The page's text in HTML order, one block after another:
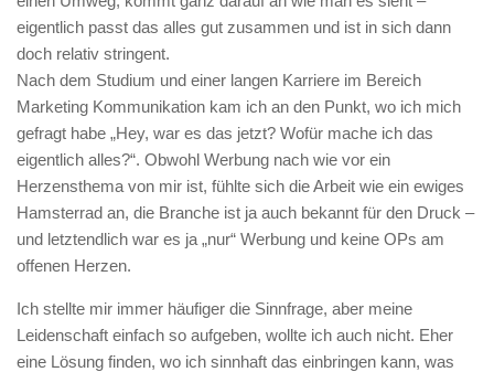
eigentlich passt das alles gut zusammen und ist in sich dann
doch relativ stringent.
Nach dem Studium und einer langen Karriere im Bereich
Marketing Kommunikation kam ich an den Punkt, wo ich mich
gefragt habe „Hey, war es das jetzt? Wofür mache ich das
eigentlich alles?“. Obwohl Werbung nach wie vor ein
Herzensthema von mir ist, fühlte sich die Arbeit wie ein ewiges
Hamsterrad an, die Branche ist ja auch bekannt für den Druck –
und letztendlich war es ja „nur“ Werbung und keine OPs am
offenen Herzen.
Ich stellte mir immer häufiger die Sinnfrage, aber meine
Leidenschaft einfach so aufgeben, wollte ich auch nicht. Eher
eine Lösung finden, wo ich sinnhaft das einbringen kann, was